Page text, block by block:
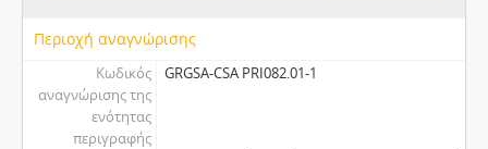
Περιοχή αναγνώρισης
Κωδικός
αναγνώρισης της
ενότητας
περιγραφής
GRGSA-CSA PRI082.01-1